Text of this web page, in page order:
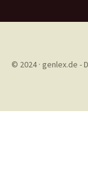
© 2024 · genlex.de -